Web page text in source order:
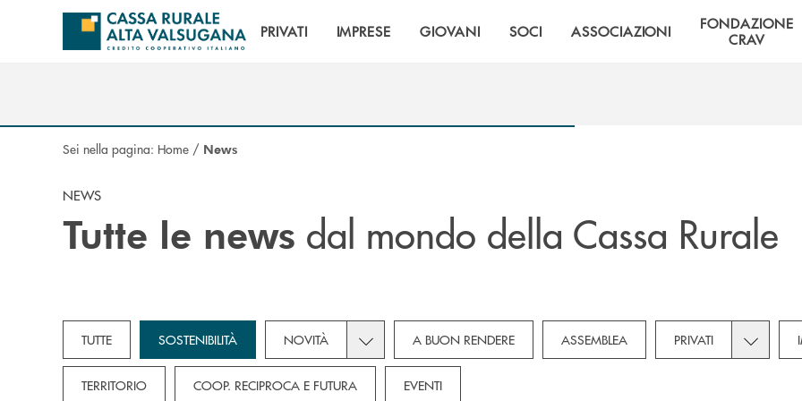
Salta al contenuto principale
PRIVATI IMPRESE GIOVANI SOCI ASSOCIAZIONI
FONDAZIONE
CRAV
Sei nella pagina: Home / News
NEWS
Tutte le news dal mondo della Cassa Rurale
TUTTE SOSTENIBILITÀ NOVITÀ Toggle subcategories dropdown for Novità
A BUON RENDERE ASSEMBLEA PRIVATI Toggle
TERRITORIO COOP. RECIPROCA E FUTURA EVENTI